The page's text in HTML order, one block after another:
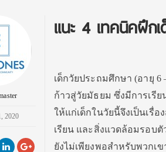
2020
แนะ 4 เทคนิคฝึก
เด็กวัยประถมศึกษา (อายุ
ก้าวสู่วัยมัธยม ซึ่งมีการเรี
ให้แก่เด็กในวัยนี้จึงเป็นเรื่
เรียน และสิ่งแวดล้อมรอบ
ยังไม่เพียงพอสำหรับพวกเ